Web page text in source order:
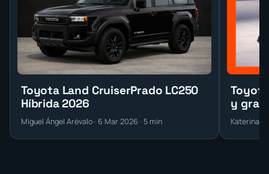
Toyota Land CruiserPrado LC250
Híbrida 2026
Miguel Ángel Arévalo · 6 Mar 2026 · 5 min
y
Katerina